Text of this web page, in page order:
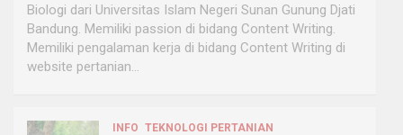
Biologi dari Universitas Islam Negeri Sunan Gunung Djati
Bandung. Memiliki passion di bidang Content Writing.
Memiliki pengalaman kerja di bidang Content Writing di
website pertanian…
INFO TEKNOLOGI PERTANIAN